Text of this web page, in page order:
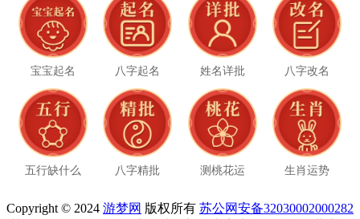
宝宝起名 八字起名 姓名详批 八字改名
五行缺什么 八字精批 测桃花运 生肖运势
Copyright © 2024 游梦网 版权所有 苏公网安备32030002000282